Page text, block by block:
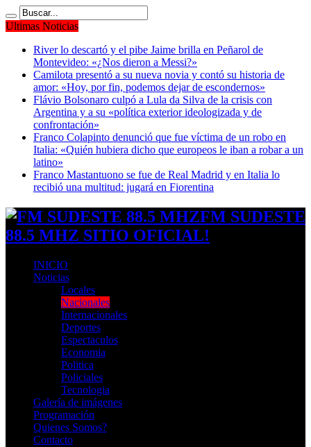
Ultimas Noticias
River lo descartó y el pibe Jaime brilla en Peñarol de
Montevideo: «¿Nos dieron a Messi?»
Camilota presentó a su nueva novia y contó su historia de
amor: «Hoy, por fin, podemos dejar de escondernos»
Flávio Bolsonaro culpó a Lula da Silva de la crisis con
Argentina y a su «política exterior ideologizada y de
confrontación»
Franco Colapinto denunció que fue víctima de un robo en
Italia: «Quién hubiera dicho que europeos le iban a robar a un
latino»
Franco Mastantuono se fue de Real Madrid y en Italia lo
recibió una multitud: jugará en Fiorentina
FM SUDESTE
88.5 MHZ SITIO OFICIAL!
INICIO
Noticias
Locales
Nacionales
Internacionales
Deportes
Espectaculos
Economia
Politica
Policiales
Tecnologia
Galería de imágenes
Programación
Quienes Somos?
Contacto